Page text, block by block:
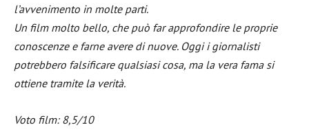
l’avvenimento in molte parti.
Un film molto bello, che può far approfondire le proprie
conoscenze e farne avere di nuove. Oggi i giornalisti
potrebbero falsificare qualsiasi cosa, ma la vera fama si
ottiene tramite la verità.
Voto film: 8,5/10